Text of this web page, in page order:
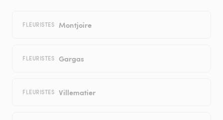
FLEURISTES Montjoire
FLEURISTES Gargas
FLEURISTES Villematier